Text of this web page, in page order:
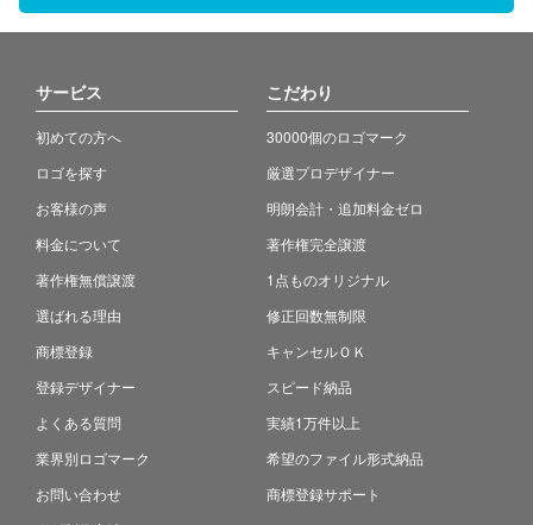
サービス
初めての方へ
ロゴを探す
お客様の声
料金について
著作権無償譲渡
選ばれる理由
商標登録
登録デザイナー
よくある質問
業界別ロゴマーク
お問い合わせ
こだわり
30000個のロゴマーク
厳選プロデザイナー
明朗会計・追加料金ゼロ
著作権完全譲渡
1点ものオリジナル
修正回数無制限
キャンセルＯＫ
スピード納品
実績1万件以上
希望のファイル形式納品
商標登録サポート